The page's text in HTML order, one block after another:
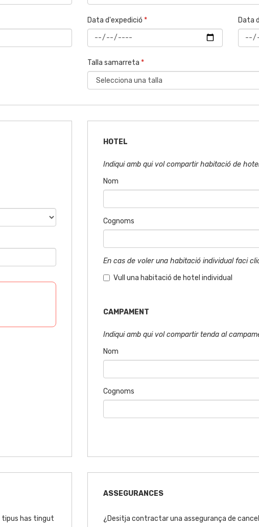
Data d'expedició * Data
Talla samarreta *
HOTEL
Indiqui amb qui vol compartir habitació de
Nom
Cognoms
En cas de voler una habitació individual faci
Vull una habitació de hotel individual
CAMPAMENT
Indiqui amb qui vol compartir tenda al
Nom
Cognoms
tipus has tingut
ASSEGURANCES
¿Desitja contractar una assegurança de